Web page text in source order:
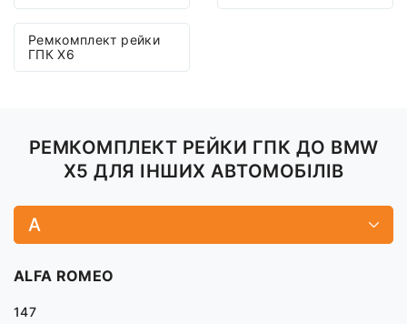
Ремкомплект рейки
ГПК X6
РЕМКОМПЛЕКТ РЕЙКИ ГПК ДО BMW
X5 ДЛЯ ІНШИХ АВТОМОБІЛІВ
A
ALFA ROMEO
147